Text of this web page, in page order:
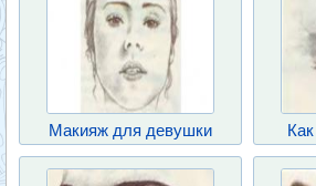
Макияж для девушки